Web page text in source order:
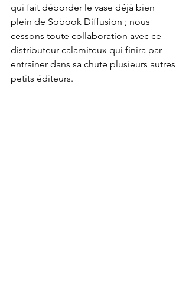
qui fait déborder le vase déjà bien
plein de Sobook Diffusion ; nous
cessons toute collaboration avec ce
distributeur calamiteux qui finira par
entraîner dans sa chute plusieurs autres
petits éditeurs.